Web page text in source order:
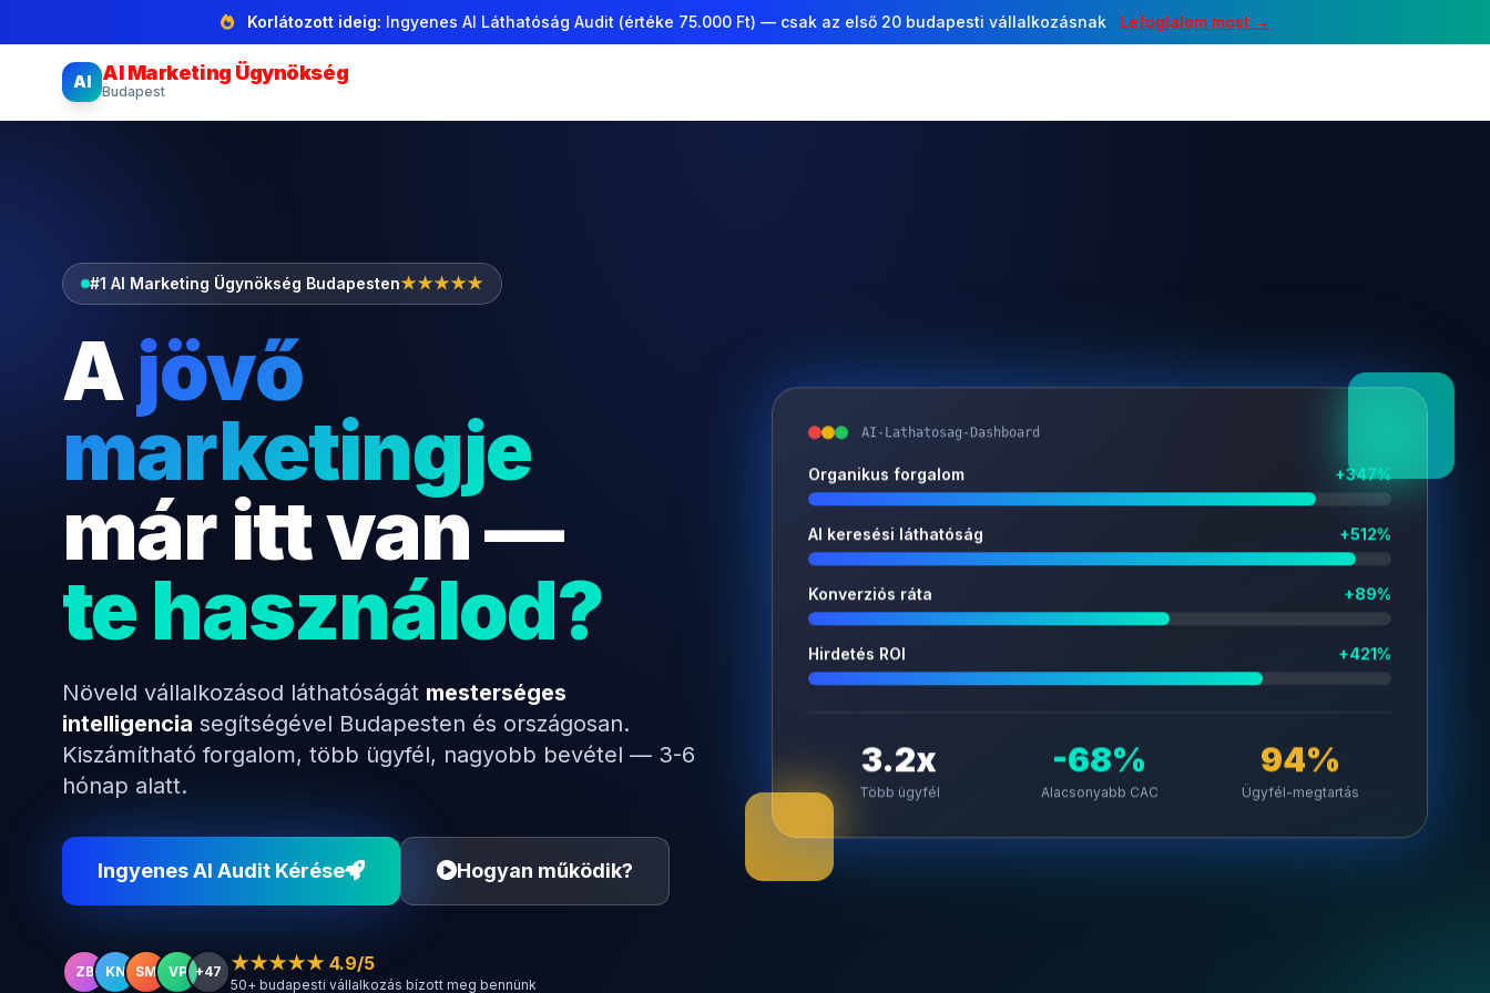
Korlátozott ideig: Ingyenes AI Láthatóság Audit (értéke 75.000 Ft) — csak az első 20 budapesti vállalkozásnak Lefoglalom most →
AI AI Marketing Ügynökség
Budapest
#1 AI Marketing Ügynökség Budapesten★★★★★
Ajövő
marketingje
már itt van —
te használod?
Növeld vállalkozásod láthatóságát mesterséges
intelligencia segítségével Budapesten és országosan.
Kiszámítható forgalom, több ügyfél, nagyobb bevétel — 3-6
hónap alatt.
Ingyenes AI Audit Kérése Hogyan működik?
ZB KN SM VP +47 ★★★★★ 4.9/5
50+ budapesti vállalkozás bízott meg bennünk
AI-Lathatosag-Dashboard
Organikus forgalom +347%
AI keresési láthatóság +512%
Konverziós ráta +89%
Hirdetés ROI +421%
3.2x
Több ügyfél
-68%
Alacsonyabb CAC
94%
Ügyfél-megtartás